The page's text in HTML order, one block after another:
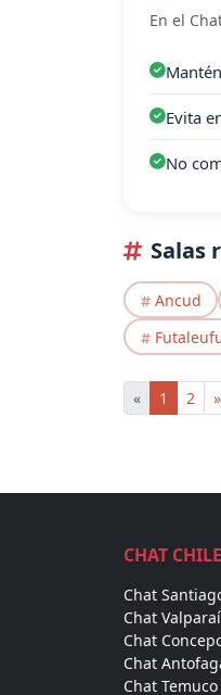
En el
Evita
No
Salas
Ancud
« 1 2 »
CHAT CHILE
Chat
Chat
Chat
Chat
Chat Temuco